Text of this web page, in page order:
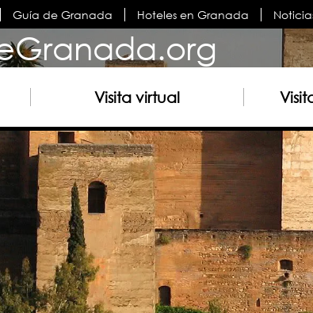
Guía de Granada Hoteles en Granada
Visita virtual